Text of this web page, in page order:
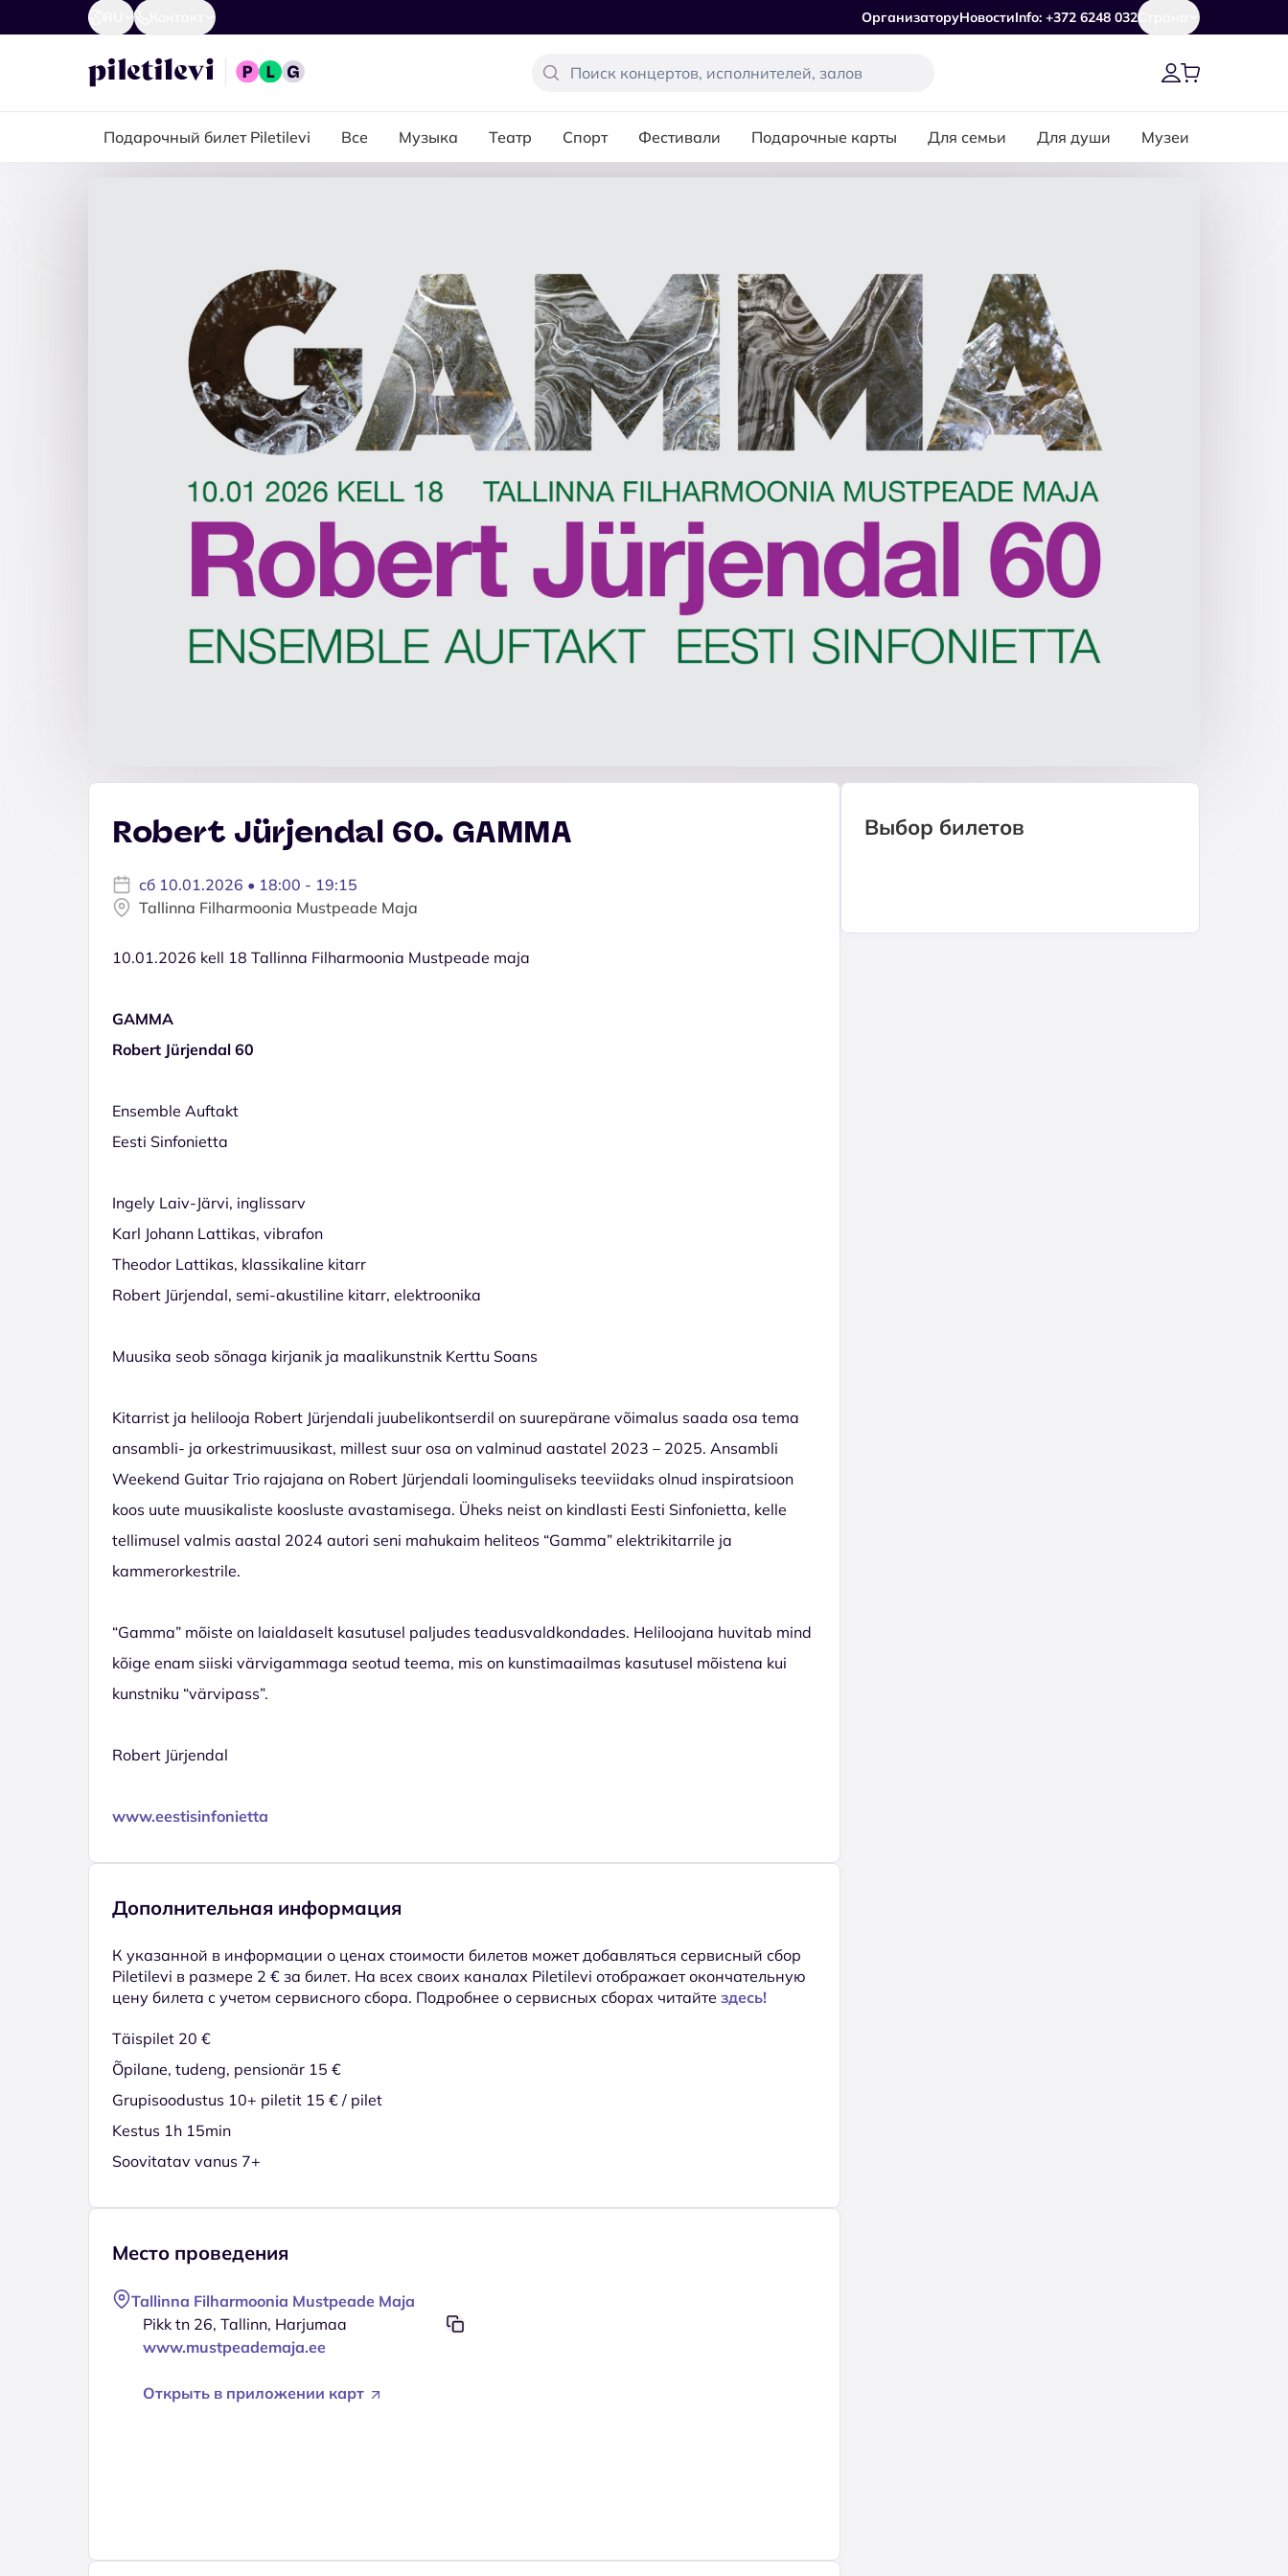
ОрганизаторуНовостиInfo: +372 6248 032Страна
Подарочный билет Piletilevi Все Музыка Театр Спорт Фестивали Подарочные карты Для семьи Для души Музеи
Robert Jürjendal 60. GAMMA
сб 10.01.2026 • 18:00 - 19:15
Tallinna Filharmoonia Mustpeade Maja
10.01.2026 kell 18 Tallinna Filharmoonia Mustpeade maja
GAMMA
Robert Jürjendal 60
Ensemble Auftakt
Eesti Sinfonietta
Ingely Laiv-Järvi, inglissarv
Karl Johann Lattikas, vibrafon
Theodor Lattikas, klassikaline kitarr
Robert Jürjendal, semi-akustiline kitarr, elektroonika
Muusika seob sõnaga kirjanik ja maalikunstnik Kerttu Soans
Kitarrist ja helilooja Robert Jürjendali juubelikontserdil on suurepärane võimalus saada osa tema
ansambli- ja orkestrimuusikast, millest suur osa on valminud aastatel 2023 – 2025. Ansambli
Weekend Guitar Trio rajajana on Robert Jürjendali loominguliseks teeviidaks olnud inspiratsioon
koos uute muusikaliste koosluste avastamisega. Üheks neist on kindlasti Eesti Sinfonietta, kelle
tellimusel valmis aastal 2024 autori seni mahukaim heliteos “Gamma” elektrikitarrile ja
kammerorkestrile.
“Gamma” mõiste on laialdaselt kasutusel paljudes teadusvaldkondades. Heliloojana huvitab mind
kõige enam siiski värvigammaga seotud teema, mis on kunstimaailmas kasutusel mõistena kui
kunstniku “värvipass”.
Robert Jürjendal
www.eestisinfonietta
Дополнительная информация
К указанной в информации о ценах стоимости билетов может добавляться сервисный сбор
Piletilevi в размере 2 € за билет. На всех своих каналах Piletilevi отображает окончательную
цену билета с учетом сервисного сбора. Подробнее о сервисных сборах читайте здесь!
Täispilet 20 €
Õpilane, tudeng, pensionär 15 €
Grupisoodustus 10+ piletit 15 € / pilet
Kestus 1h 15min
Soovitatav vanus 7+
Место проведения
Tallinna Filharmoonia Mustpeade Maja
Pikk tn 26, Tallinn, Harjumaa
www.mustpeademaja.ee
Открыть в приложении карт
Выбор билетов